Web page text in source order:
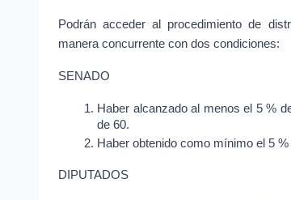
Podrán acceder al procedimiento de
manera concurrente con dos condiciones:
SENADO
Haber alcanzado al menos el 5 %
de 60.
Haber obtenido como mínimo el 5
DIPUTADOS